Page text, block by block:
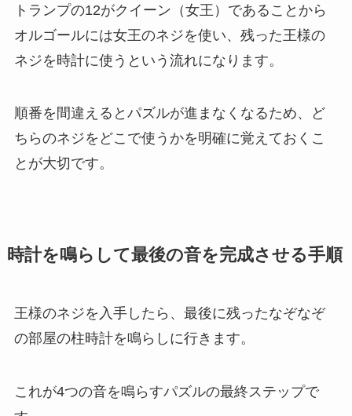
トランプの12がクイーン（女王）であることから
オルゴールには女王のネジを使い、残った王様の
ネジを時計に使うという流れになります。
順番を間違えるとパズルが進まなくなるため、ど
ちらのネジをどこで使うかを明確に覚えておくこ
とが大切です。
時計を鳴らして最後の音を完成させる手順
王様のネジを入手したら、最後に残ったなぞなぞ
の部屋の柱時計を鳴らしに行きます。
これが4つの音を鳴らすパズルの最終ステップで